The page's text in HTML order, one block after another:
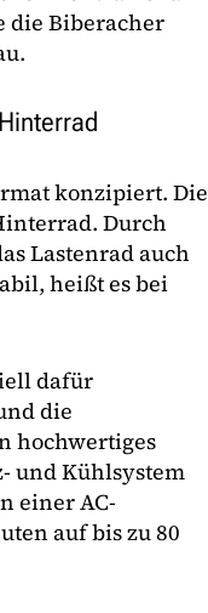
die Biberacher
konzipiert. Die
Durch
Lastenrad auch
heißt es bei
dafür
die
hochwertiges
und Kühlsystem
einer AC-
auf bis zu 80